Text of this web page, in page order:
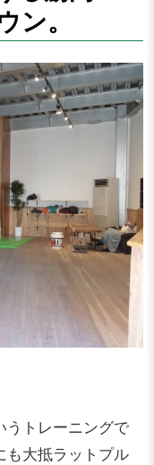
ン。
うトレーニングで
も大抵ラットプル